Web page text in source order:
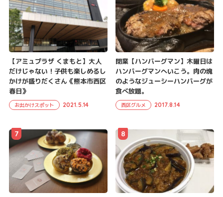
【アミュプラザ くまもと】大人
だけじゃない！子供も楽しめるし
かけが盛りだくさん《熊本市西区
春日》
お出かけスポット 2021.5.14
閉業【ハンバーグマン】木曜日は
ハンバーグマンへいこう。肉の塊
のようなジューシーハンバーグが
食べ放題。
西区グルメ 2017.8.14
7 8